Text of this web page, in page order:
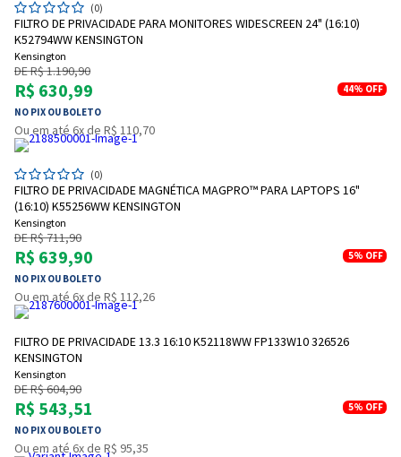
Entrega Flash
Cartão de crédito
Pagamento via Pix
Retire na Loja
(0)
FILTRO DE PRIVACIDADE PARA MONITORES WIDESCREEN 24" (16:10)
K52794WW KENSINGTON
Kensington
DE R$ 1.190,90
R$ 630,99
NO PIX OU BOLETO
44% OFF
Ou em até 6x de R$ 110,70
(0)
FILTRO DE PRIVACIDADE MAGNÉTICA MAGPRO™ PARA LAPTOPS 16"
(16:10) K55256WW KENSINGTON
Kensington
DE R$ 711,90
R$ 639,90
NO PIX OU BOLETO
5% OFF
Ou em até 6x de R$ 112,26
FILTRO DE PRIVACIDADE 13.3 16:10 K52118WW FP133W10 326526
KENSINGTON
Kensington
DE R$ 604,90
R$ 543,51
NO PIX OU BOLETO
5% OFF
Ou em até 6x de R$ 95,35